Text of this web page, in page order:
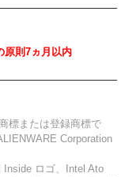
原則7ヵ月以内
標または登録商標で
Corporation
ロゴ、Intel Ato